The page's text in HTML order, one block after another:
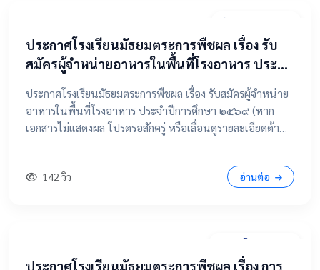
ประกาศโรงเรียนมัธยมตระการพืชผล เรื่อง รับ
สมัครผู้จำหน่ายอาหารในพื้นที่โรงอาหาร ประจำ
ประกาศโรงเรียนมัธยมตระการพืชผล เรื่อง รับสมัครผู้จำหน่าย
อาหารในพื้นที่โรงอาหาร ประจำปีการศึกษา ๒๕๖๙ (หาก
เอกสารไม่แสดงผล โปรดรอสักครู่ หรือเลื่อนดูรายละเอียดด้าน
142 วิว อ่านต่อ
31 มีนาคม 2569
ประกาศโรงเรียนมัธยมตระการพืชผล เรื่อง การ